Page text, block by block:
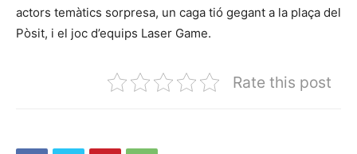
actors temàtics sorpresa, un caga tió gegant a la plaça del
Pòsit, i el joc d’equips Laser Game.
Rate this post